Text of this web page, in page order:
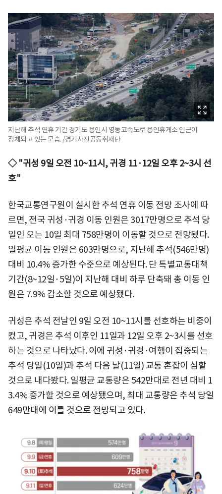
지난해 추석 연휴 기간 경기도 용인시 영동고속도로 용인휴게소 인근이
정체되고 있는 모습. /경기사진공동취재단
◇ "귀성 9일 오전 10~11시, 귀경 11·12일 오후 2~3시 선
호"
한국교통연구원이 실시한 추석 연휴 이동 전망 조사에 따
르면, 전국 귀성·귀경 이동 인원은 3017만명으로 추석 당
일인 오는 10일 최대 758만명이 이동할 것으로 전망됐다.
일평균 이동 인원은 603만명으로, 지난해 추석(546만명)
대비 10.4% 증가한 수준으로 예상된다. 단 특별교통대책
기간(8~12일·5일)이 지난해 대비 하루 단축돼 총 이동 인
원은 7.9% 감소할 것으로 예상됐다.
귀성은 추석 전날인 9일 오전 10~11시를 선호하는 비중이
컸고, 귀경은 추석 이후인 11일과 12일 오후 2~3시를 선호
하는 것으로 나타났다. 이에 귀성·귀경·여행이 집중되는
추석 당일(10일)과 추석 다음 날(11일) 교통 혼잡이 심할
것으로 내다봤다. 일평균 교통량은 542만대로 전년 대비 1
3.4% 증가할 것으로 예상됐으며, 최대 교통량은 추석 당일
649만대에 이를 것으로 전망되고 있다.